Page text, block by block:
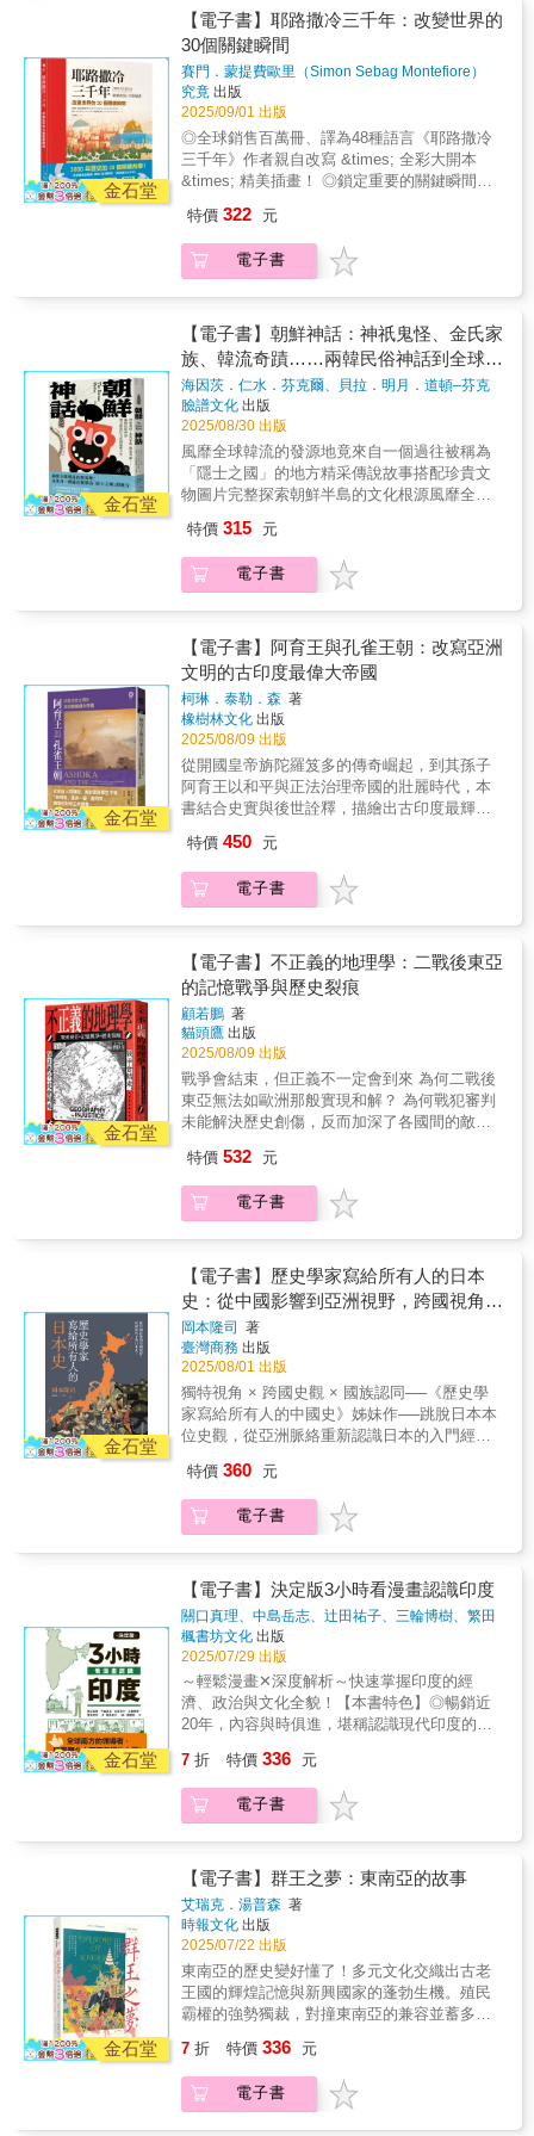
服的姿態，於是對朝鮮的態度便轉向「征韓
論」。此後先以《江華島條約》實施經濟滲
透，再藉《馬關條約》行主權干預，最後於一
九一○年殖民朝鮮，將整個半島納入版圖。
俄國亟欲東擴國界，因而意識到朝鮮的戰略地
位之重。當日本的影響力日益增大，俄國也藉
由商務與外交手段進入朝鮮，獲得宮廷人士的
信任。一八九五年閔妃遇刺身亡，高宗逃往俄
國公使館尋求保護，期間他任用俄國軍事顧
問，並給予商業特權，俄國勢力逐漸掌控朝鮮
強爭相出手──為維護自身在東亞的權益，英、
美、法三國也加入戰局 由於興宣大院君下
令鎮壓天主教勢力，並處決九名傳教士與數千
遠征，卻吃了敗仗。 英國擔心朝鮮若受俄
國控制，則俄國將入侵滿洲。為保障其在東亞
的權益，遂於朝鮮南部的巨文島成立臨時據點
以阻斷俄國海軍補給，日後又為此進一步形成
英日同盟。 美國則與朝鮮簽訂《朝美修好
通商條約》，將朝鮮拉進大國的權力遊戲之
中。日俄戰爭時更出面調停，促使雙方簽下
《樸茨茅斯條約》，削弱俄國在遠東的勢力。
獲得最新一屆（2024年）威靈頓公爵獎章可謂
實至名歸……將一個長期受忽視的研究領域，
成功納入了塑造今日東亞格局的帝國歷史主流
Clarke） 席拉・賈格為現代東亞帝國競爭
寫下了一段宏大的敘事，成功展現出朝鮮對該
區域的重要性遠超過以往認知。──美國漢學家
裴士鋒（Stephen R. Platt），《華爾街日
報》 在時間跨度與多國視角的架構下，本
書對無數政治辯論、外交談判與軍事衝突的細
節掌握極為到位，是這些事件的重要資料庫。
同時，將朝鮮的競爭重新置於俄國擴張，以及
由此引發的利益衝突之中……無論以何種角度
閱讀，賈格的敘事都是一部鉅作。──德州大學
（Robert Oppenheim），《世界史亞洲評
論》 在東亞歷史中，韓國的角色長期以來
格局，以及一路延續至二戰的動盪區域政治具
有關鍵性影響。這是東亞歷史與地緣政治讀者
不可錯過的重要之作。──《正義之戰：中日戰
爭激發中國新民族主義》作者 芮納・米德
（Rana Mitter） 精湛的敘事……無與倫比
地呈現了朝鮮地緣戰略位置的歷史意涵。本書
達成了興許只有敘事史才能完成的事：擁抱歷
史瞬間的偶然與變數，為塑造東亞現代性與轉
同時深入探究個人、社會、政治與國際現實的
大學韓國研究教授 Ji-Young Lee，《H-
Diplo》 《東亞大競逐1860－1910》勾勒出
從一八五○年代至一九一○年間朝鮮在亞洲所處
位置的問題，這六十年間歷經多場戰爭與一連
串規模較小的衝突與起義……本書細節豐富，
出色地處理了不斷更替的談判與談判者，同時
掌握住軍隊行動與戰略失誤。──卡地夫大學東
亞史高級講師 伊恩・拉普利（Ian Rapley），
《亞洲書評》 雄心勃勃且視野廣闊……是
一部描繪東北亞巨變時代、全面而發人深省的
歷史著作。──加拿大外交官 馬丁・拉弗拉姆
（Martin Laflamme），《日本時報》
凱叢書特色：• 跨越地域，從東亞到西亞，涵蓋
整個亞洲的歷史長河。• 突出「交流」視角，深
挖和平與衝突中的文化碰撞。• 匯聚現代亞洲史
研究權威，打造精緻的評傳與分析。歷史不僅
僅是故事，而是對人性的深刻關照。開啟您對
亞洲文明的全新理解。
緣與中心交界的行動者——既是民族運動的領
導者，也是思想觀念的實驗者。他們留學、抵
抗、譯介、寫作，跨越殖民母國與本土之間的
知識邊界，挑戰語言、階級與性別的枷鎖。共
同面對的，是如何在混亂與痛苦中為亞洲社會
尋找出路、重構人我關係、思索未來政治體制
與文化樣貌。透過這些人的軌跡與選擇，本卷
不僅描寫亞洲如何從戰爭廢墟中站起，也呈現
與實踐猶如一面鏡子，映照我們今日仍持續面
對的問題：民族與國民的界線、個人與共同體
的張力、民主理想與現實政體的距離。回望這
段歷史，不只是理解過去，更是在追問今日與
未來的可能。【本卷主要人物】金性洙／金天
海／高橋 亨／岩生成一／蔣介石／宋氏一族
（宋美齡等）／胡適／毛澤東／翁山／甘地／
穆罕默德．摩薩台／昭和天皇／尾崎秀實／中
野重治／林達夫／李香蘭／山代巴叢書特色：•
跨越地域，從東亞到西亞，涵蓋整個亞洲的歷
史長河。• 突出「交流」視角，深挖和平與衝突
中的文化碰撞。• 匯聚現代亞洲史研究權威，打
造精緻的評傳與分析。歷史不僅僅是故事，而
是對人性的深刻關照。開啟您對亞洲文明的全
新理解。
金石堂
【電子書】耶路撒冷三千年：改變世界的
30個關鍵瞬間
賽門．蒙提費歐里（Simon Sebag Montefiore）
著
究竟 出版
2025/09/01 出版
◎全球銷售百萬冊、譯為48種語言《耶路撒冷
三千年》作者親自改寫 &times; 全彩大開本
&times; 精美插畫！ ◎鎖定重要的關鍵瞬間，
哲青（作家、旅行家、知名節目主持人）、單
兆榮（北一女中退休歷史教師）、Hazel（《時
間的女兒》Podcaster）、吳宜蓉（高雄市立陽
及作家）、李文成（歷史作家）同聲說讚！ 耶
路撒冷是獨一無二的。 匯集了全世界的渴望與
虔敬、衝突與張力， 一磚一石，都是故事。 世
界歷史上最令人難忘與最重大的事件，全在此
地發生。 耶路撒冷的故事，是了解今日世界的
重要指南。 一神的殿堂、兩個民族的首都、三
個宗教的聖地，同時體現了天堂與人間如何兼
容於一地，這正是耶路撒冷。 儘管許多人都宣
稱耶路撒冷只屬於他們，但它的故事卻屬於全
世界。千百年來，有千千萬萬人相信這座城市
眾人眼中，這裡是崇高的祭壇，是無價的聖
杯，也是重要的標記，凝聚了眾人對神的虔敬
之心、對民族的忠誠之心，還有施展暴力的殺
種語言的經典巨著《耶路撒冷三千年》。原書
作者，同時也是備受推崇的歷史學家與小說家
蒙提費歐里親自操刀，從這座城市3000年的歷
史中提煉出30個最重要的故事，與知名插畫家
共同完成這本著作，希望藉此讓更多人認識這
座深深影響世界的城市。同時也引領讀者進行
一場橫跨歷史、政治、宗教和種族的探索之
旅，讓本書成為了解今日世界的重要指南。
目主持人） 單兆榮（北一女中退休歷史教師）
（高雄市立陽明國中歷史教師） 李貞慧（作
家、譯者、閱讀推廣人） seayu（即食歷史部
落客、歷史普及作家） 李文成（歷史作家）
──好評推薦 真好看！不只好讀而已，更是字字
珠璣。唯有大師功力，方能將三千年壓縮成三
十個故事，竟無掛一漏萬之感。十字軍東征，
突厥人也軋上一腳；今日以巴衝突，來自「兩
個承諾」！布滿夢幻彩圖，耶路撒冷閃耀在晨
光下！──北一女中退休歷史教師／單兆榮 想了
解西方，就必須了解耶路撒冷。三千年很長，
人的一生有限，本書讀來輕鬆寫意，配上唯美
插圖營造令人入迷的閱讀氛圍，再過三千年都
值得一看！──《時間的女兒》Podcaster／
Hazel 耶路撒冷是猶太教、基督教和伊斯蘭教
的聖地，是個集神話、信仰和歷史的古老之
地。本書以精煉文字和豐富彩圖，帶你穿越這
人所關注的獨特城市。──即食歷史部落客、歷
史普及作家／seayu 耶路撒冷，一座既神聖又
苦澀的城市。原作以考古學家的手、詩人的
筆、戰地記者的眼，講述猶太、基督、伊斯蘭
三大文明如何在此爭奪天國的鑰匙。如今，這
套由原作者親自改寫的全彩繪本，精選三十個
關鍵故事，搭配插畫圖像，讓三千年歷史變得
更可親、更易讀。你能從中看見文明的傷痕與
希望，也能賦予你進一步理解中東衝突的清醒
靈魂。──高雄市立陽明國中歷史教師／吳宜蓉
特價 322 元
電子書
金石堂
【電子書】朝鮮神話：神祇鬼怪、金氏家
族、韓流奇蹟……兩韓民俗神話到全球流
行文化的前世今生
海因茨．仁水．芬克爾、貝拉．明月．道頓–芬克
爾著
臉譜文化 出版
2025/08/30 出版
風靡全球韓流的發源地竟來自一個過往被稱為
「隱士之國」的地方精采傳說故事搭配珍貴文
物圖片完整探索朝鮮半島的文化根源風靡全球
的發源地是一個曾以不願接觸外界聞名、被稱
為「隱士之國」的地方。這種動態矛盾正是使
韓國文化與神話如此迷人的特點之一。所有敘
的深層源流。神話依然活在今日的韓國社會
中，而且持續演進著。本書從朝鮮半島獨有的
創世神話為始，透過對《創世歌》、《天地王
本解》以及巨人麻姑婆婆等神話文本的考察，
解析朝鮮神話的宇宙觀，並從多樣的宗教信
仰、動植物與民間傳說，如被認為韓國象徵的
老虎、調皮愛捉弄人類的鬼怪……完整呈現朝
鮮民族豐富又多彩的精神世界。 ●南韓作品好
好玩！我也想知道典故！全球熱播動畫電影
《Kpop獵魔女團》當中可愛的老虎與喜鵲，其
谷》，快拿這本書到童話村找找故事角色在哪
裡？紅豆娘、沈清、鬼怪們居然都在這！《語
意錯誤》提到的世宗大王是誰？原來是韓文的
讀者視角》背後星的故事，細細說分明（但沒
劇透）！朝鮮半島豐沛的神話與民間傳說，正
是當今韓流作品的文化根源，無論是影劇、電
玩、漫畫，皆能見其蹤影，一起找找你喜愛的
作品還有哪些朝鮮文化吧！ ●朝鮮民族豐富的
精神世界——多元宗教、豐富神怪道教、佛
教、基督教……還有薩滿信仰，全部都在同個
半島！南韓國旗陰陽八卦各具意義、宗廟祠堂
長，民間也不乏有獨特的神怪傳說，吸取精氣
動物寓言，形成了多采的文化樣貌。朝鮮半島
動盪的歷史，為這塊土地的人們帶來多元的信
仰，本就豐富的民間故事，更增添了一分趣
味。隨著朝鮮半島一分為二，兩國各自走上不
同命運，「神話」的意義也被重新詮釋，不只
說明了北韓金氏家族為鞏固政權而創造的神
話，也包含南韓在文學、影視、音樂等各方面
的文化輸出神話： ●隱士之國——北韓！金氏
家族的神話與權力從金日成、金正日到金正
恩，在極權主義的高牆外，我們只能看見流傳
出來的金氏神話，金日成將松果變成手榴彈、
金正日發明了漢堡，當金正恩繼承權力，卻一
改父輩的領導方針，開始帶領北韓科學化發
展！在金氏家族的高壓統治下，北韓漫畫卻有
著獨樹一幟的風格，《威翅大將軍》、《頻率
Ａ的祕密》、《熱帶雪暴》等作品宣揚著北韓
流」——在臺灣原是形容亞洲金融風暴中韓幣
貶值可能帶給產業的冷暖衝擊，如今卻搖身一
變，轉而描述南韓文化產業的豐沛能量如何襲
捲世界，戲劇、音樂、文學……無一不見從
《冬季戀歌》到《魷魚遊戲》，風格類型多
樣、劇情優秀精彩，誰才是你心中的韓劇TOP
1？Kpop將無數男團女團捧上世界的舞臺，當
貌焦慮的隱憂。連文學也興起韓流！申京淑憑
文學獎的韓國作家，過了五年，韓江成為了獲
得諾貝爾獎的第一位韓國作家和第一位亞洲女
性作家，更讓人期待未來韓國文學的發展。從
創世神話、當代政治到成為全球流行文化的輸
出大國，經過亙古歷史的演變，唯一不變的是
我們得以在無數作品中，看見朝鮮半島悠遠綿
長卻又多元的文化風景。
特價 315 元
電子書
金石堂
【電子書】阿育王與孔雀王朝：改寫亞洲
文明的古印度最偉大帝國
柯琳．泰勒．森 著
橡樹林文化 出版
2025/08/09 出版
從開國皇帝旃陀羅笈多的傳奇崛起，到其孫子
阿育王以和平與正法治理帝國的壯麗時代，本
書結合史實與後世詮釋，描繪出古印度最輝煌
王朝，是印度史上首個統一的帝國，疆域橫跨
今日的印度、巴基斯坦和阿富汗，可謂是當時
最強大、富裕的政權。本書聚焦該帝國最具影
念，不僅改變了印度，也深刻影響了亞洲文明
的發展。作者柯琳‧泰勒‧森運用豐富的史料與考
古證據，深入描寫孔雀王朝從興起到衰落的歷
程，並揭示其對東南亞乃至希臘的深遠影響。
書中收錄五十九幅珍貴的照片與插圖，圖文並
茂地呈現這段跨越信仰、文化與權力的歷史，
揭示帝國治理方針的深刻轉型與佛教的持續擴
展。
特價 450 元
電子書
金石堂
【電子書】不正義的地理學：二戰後東亞
的記憶戰爭與歷史裂痕
顧若鵬 著
貓頭鷹 出版
2025/08/09 出版
戰爭會結束，但正義不一定會到來 為何二戰後
東亞無法如歐洲那般實現和解？ 為何戰犯審判
未能解決歷史創傷，反而加深了各國間的敵對
中國的審判》作者最新力作。 ◎劍橋東亞系教
授、英國國家學術院院士，從散布日、中、
臺、港等地檔案重建東亞歷史記憶與裂痕。 ◎
大學劉傑教授、中研院社會所汪宏倫副所長、
輔仁大學蕭道中系主任專文推薦。 中日兩國對
二戰一直有著不同的詮釋。相較於德國直面歷
史，日本選擇淡化戰爭責任，而中國則以標舉
南京大屠殺和攻擊靖國神社予以回應。這背後
不僅是自我保護的本能反應，而是東亞的戰爭
審判以及戰後處理的方式，給予各國詮釋這段
歷史的空間。本書將二戰戰爭審判放入東亞的
地緣與歷史脈絡中，帶領讀者了解這段歷史如
何形塑且至今依舊影響著東亞各國的局勢。 讓
處法庭展開對日審判，在美國主導且國際法未
臻成熟的情況下，留下大片空白與爭議。尤其
是東京大審，有人質疑：這是一場為了滿足復
究天皇的責任，更在冷戰期間將日本視為地緣
政治下的盟友，對戰犯問題採取寬容態度。到
了1970年代日本經濟崛起，他們開始重新定義
戰爭罪行，並抗議同盟國在戰後所推行的正
義，甚至透過重寫歷史，試圖翻轉國際形象。
有些開始將二戰「正名」為「大東亞戰爭」，
詮釋成一種解放亞洲之戰，或是將日本對中國
戰，並非一種侵略行為。 當法庭不是用來追求
正義 戰爭法庭本身既可成就正義，也可能掩蓋
不義。當記憶與歷史出現裂縫時，日本社會借
透過戰犯法庭進行大規模公開審判，試圖重建
戰後秩序與主權象徵；而中國共產黨則傾向以
政治改造方式處理戰犯，讓法庭轉化為政治教
育的展示場域。兩者雖方式不同，卻都將法庭
作為建立政權合法性的重要舞台。 戰爭記憶形
塑的東亞政治 在本書中，作者提出競爭正義的
概念，正義是一個漫長、複雜且充滿競爭的歷
史與政治過程。在戰後去帝國、去殖民、樹立
政權合法性和重塑國族認同等歷史脈絡中，各
而利用了戰罪審判與相關歷史記憶。而這些未
竟的爭論也都塑造出今日東亞的政治地理。所
謂的正義是否施行，記憶是否和解，不僅僅是
特價 532 元
電子書
金石堂
【電子書】歷史學家寫給所有人的日本
史：從中國影響到亞洲視野，跨國視角下
的日本史
岡本隆司 著
臺灣商務 出版
2025/08/01 出版
獨特視角 × 跨國史觀 × 國族認同──《歷史學
家寫給所有人的中國史》姊妹作──跳脫日本本
位史觀，從亞洲脈絡重新認識日本的入門經典
後，其實有東亞的影子？▍為何今日的日本，
仍在尋找自己的位置？我們所熟知的「日本
史」，真的是歷史的全貌嗎？「日本」從什麼
貌是什麼？ 本書不是傳統的日本通史，而是由
專業歷史學者以問題導向的方式，帶領讀者用
新的眼光重新認識日本。從中國文化圈的深遠
影響，到近現代在世界秩序中的定位，作者跳
脫單一民族敘事，以跨國史觀與亞洲視角，釐
清那些被簡化、被選擇、甚至被神話的歷史片
段。日本歷史從來不是孤立發展，而是一段從
模仿中國、抵抗亞洲，到重新定位自身角色的
歷史旅程。本書不僅回溯中國對日本制度與思
折中，逐步建構出自身的政治架構與國族意
識。你將讀到：・從「倭國」走向「日本」的
名稱政治・從遣唐使到鎖國的外交變奏・從文
化模仿到帝國擴張的政體轉變・從亞洲學徒蛻
變為殖民霸權的歷史選擇──而這一切，都與中
國、朝鮮、琉球的歷史密不可分。全書圍繞六
大主題：歷史與歷史學的差異、「日本」概念
的形成、天皇制度的起源、武士政權的建立、
近代化的矛盾，以及帝國崩潰後的身分焦慮。
透過深入淺出的文字，作者不僅解構歷史如何
被建構，更引導讀者反思歷史如何影響我們對
國族、身分與世界的理解。透過八大章節，作
者引導讀者從漢字文明的邊陲，走向帝國擴張
與身分認同崩解的近代日本。‧早期日本如何全
盤仿效中國制度？‧何以明治維新後反成亞洲霸
特價 360 元
電子書
金石堂
【電子書】決定版3小時看漫畫認識印度
關口真理、中島岳志、辻田祐子、三輪博樹、繁田
奈步、飛鳥幸子（插畫）
楓書坊文化 出版
2025/07/29 出版
～輕鬆漫畫✕深度解析～快速掌握印度的經
濟、政治與文化全貌！【本書特色】◎暢銷近
20年，內容與時俱進，堪稱認識現代印度的經
收商業、政治、文化第一手情報！◎超過百項
主題，從歷史到經濟與國際關係，全面系統
化，輕鬆理解無負擔！現代印度不是只有寶萊
場」到14億人口的世界第一大國，印度的變
化，不再只是數據的躍升，而是實質影響全球
格局的核心力量。《決定版3小時看漫畫認識印
度》自2006年初版至今，歷經多次改訂，始終
致力於提供正確、實用且深入的印度知識──．
6大章節：從商業、歷史、政治、經濟、市場、
文化，全面剖析印度的多元現況。．〈深度了
解印度〉專欄：以各種冷知識補充印度文化中
不為人知的小細節。．漫畫與解說並重：以深
絡與關聯。不論你是企業人士，還是對國際議
題感興趣的讀者，本書都能讓你從不同面向掌
握印度的真實樣貌。不僅是快速認識印度的最
7 折 特價 336 元
電子書
金石堂
【電子書】群王之夢：東南亞的故事
艾瑞克．湯普森 著
時報文化 出版
2025/07/22 出版
東南亞的歷史變好懂了！多元文化交織出古老
王國的輝煌記憶與新興國家的蓬勃生機。殖民
霸權的強勢獨裁，對撞東南亞的兼容並蓄多樣
多姿的故事世上最古老的洞穴具象畫，出現在
印尼的蘇拉威西島。四萬五千年前繪製的手印
和動物，證實很久以前的人類已經擁有創意。
7 折 特價 336 元
電子書